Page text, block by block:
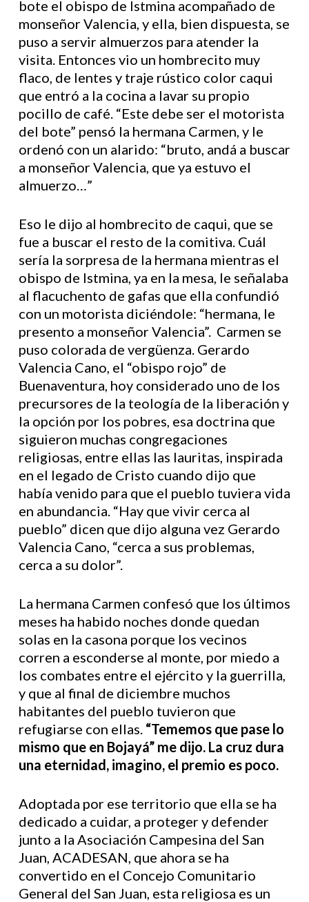
bote el obispo de Istmina acompañado de
monseñor Valencia, y ella, bien dispuesta, se
puso a servir almuerzos para atender la
visita. Entonces vio un hombrecito muy
flaco, de lentes y traje rústico color caqui
que entró a la cocina a lavar su propio
pocillo de café. “Este debe ser el motorista
del bote” pensó la hermana Carmen, y le
ordenó con un alarido: “bruto, andá a buscar
a monseñor Valencia, que ya estuvo el
almuerzo…”
Eso le dijo al hombrecito de caqui, que se
fue a buscar el resto de la comitiva. Cuál
sería la sorpresa de la hermana mientras el
obispo de Istmina, ya en la mesa, le señalaba
al flacuchento de gafas que ella confundió
con un motorista diciéndole: “hermana, le
presento a monseñor Valencia”. Carmen se
puso colorada de vergüenza. Gerardo
Valencia Cano, el “obispo rojo” de
Buenaventura, hoy considerado uno de los
precursores de la teología de la liberación y
la opción por los pobres, esa doctrina que
siguieron muchas congregaciones
religiosas, entre ellas las lauritas, inspirada
en el legado de Cristo cuando dijo que
había venido para que el pueblo tuviera vida
en abundancia. “Hay que vivir cerca al
pueblo” dicen que dijo alguna vez Gerardo
Valencia Cano, “cerca a sus problemas,
cerca a su dolor”.
La hermana Carmen confesó que los últimos
meses ha habido noches donde quedan
solas en la casona porque los vecinos
corren a esconderse al monte, por miedo a
los combates entre el ejército y la guerrilla,
y que al final de diciembre muchos
habitantes del pueblo tuvieron que
refugiarse con ellas. “Tememos que pase lo
mismo que en Bojayá” me dijo. La cruz dura
una eternidad, imagino, el premio es poco.
Adoptada por ese territorio que ella se ha
dedicado a cuidar, a proteger y defender
junto a la Asociación Campesina del San
Juan, ACADESAN, que ahora se ha
convertido en el Concejo Comunitario
General del San Juan, esta religiosa es un